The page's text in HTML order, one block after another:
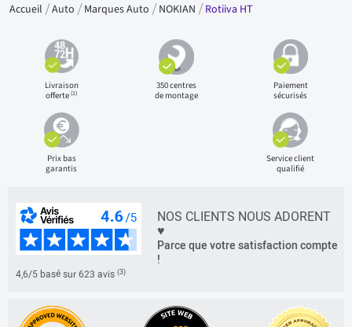
Accueil Auto Marques Auto NOKIAN Rotiiva HT
Livraison
offerte(1)
350 centres
de montage
Paiement
sécurisés
Prix bas
garantis
Service client
qualifié
NOS CLIENTS NOUS ADORENT
♥
Parce que votre satisfaction compte
!
4,6/5 basé sur 623 avis (3)